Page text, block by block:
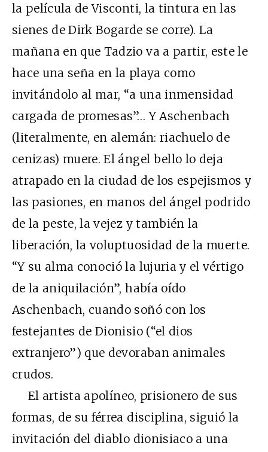
la película de Visconti, la tintura en las
sienes de Dirk Bogarde se corre). La
mañana en que Tadzio va a partir, este le
hace una seña en la playa como
invitándolo al mar, “a una inmensidad
cargada de promesas”… Y Aschenbach
(literalmente, en alemán: riachuelo de
cenizas) muere. El ángel bello lo deja
atrapado en la ciudad de los espejismos y
las pasiones, en manos del ángel podrido
de la peste, la vejez y también la
liberación, la voluptuosidad de la muerte.
“Y su alma conoció la lujuria y el vértigo
de la aniquilación”, había oído
Aschenbach, cuando soñó con los
festejantes de Dionisio (“el dios
extranjero”) que devoraban animales
crudos.
El artista apolíneo, prisionero de sus
formas, de su férrea disciplina, siguió la
invitación del diablo dionisiaco a una